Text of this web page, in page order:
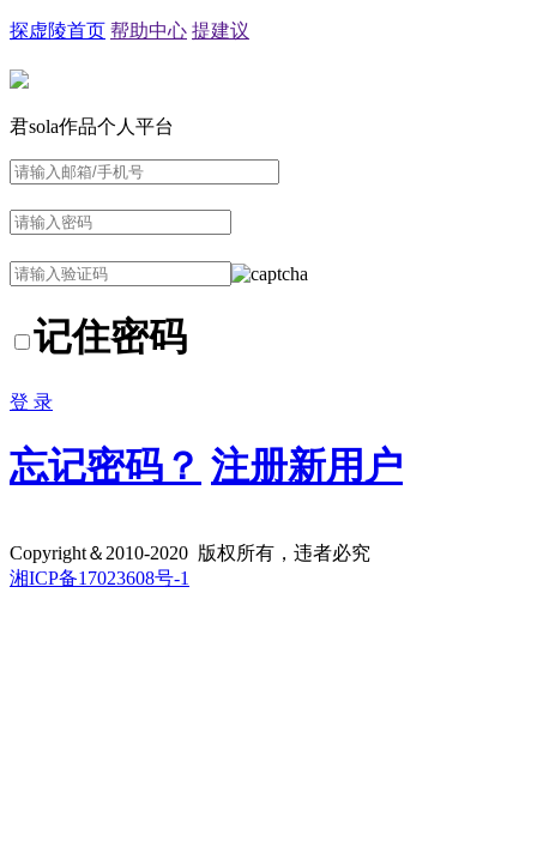
探虚陵首页 帮助中心 提建议
君sola作品个人平台
记住密码
登 录
忘记密码？ 注册新用户
Copyright＆2010-2020 版权所有，违者必究
湘ICP备17023608号-1